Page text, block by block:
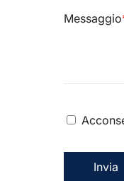
Messaggio